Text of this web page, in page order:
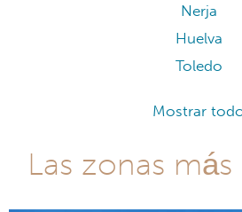
Nerja
Huelva
Toledo
Mostrar
Las zonas más